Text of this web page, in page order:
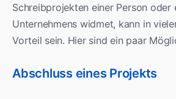
Schreibprojekten einer Person oder
Unternehmens widmet, kann in
Vorteil sein. Hier sind ein paar
Abschluss eines Projekts